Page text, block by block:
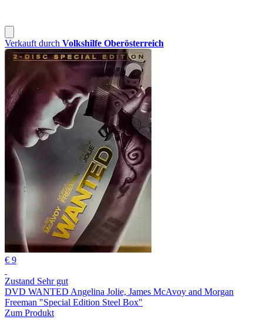
Verkauft durch Volkshilfe Oberösterreich
€ 9
Zustand Sehr gut
DVD WANTED Angelina Jolie, James McAvoy and Morgan
Freeman "Special Edition Steel Box"
Zum Produkt